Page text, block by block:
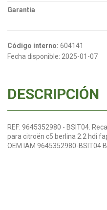
Garantia
Código interno: 604141
Fecha disponible: 2025-01-07
DESCRIPCIÓN
REF: 9645352980 - BSIT04.
para citroën c5 berlina 2.2 hdi
OEM IAM 9645352980-BSIT04